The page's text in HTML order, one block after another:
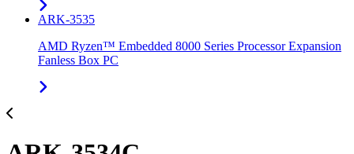
ARK-3535
AMD Ryzen™ Embedded 8000 Series Processor Expansion
Fanless Box PC